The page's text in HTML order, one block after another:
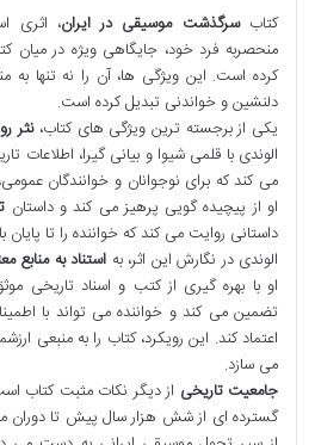
کتابسرگذشت موسیقی در ایران، اثری
منحصربه فرد خود، جایگاهی ویژه در میان
کرده است. این ویژگی ها، آن را نه تنها به
دلنشین و خواندنی تبدیل کرده است.
یکی از برجسته ترین ویژگی های کتاب،نثر
الوندی با قلمی شیوا و بیانی گیرا، اطلاعات
می کند که برای نوجوانان و خوانندگان
او از پیچیده گویی پرهیز می کند و داستان
داستانی روایت می کند که خواننده را تا
الوندی در نگارش این اثر، به استناد به منابع
او با بهره گیری از کتب و اسناد تاریخی
تضمین می کند و خواننده می تواند با
اعتماد کند. این رویکرد، کتاب را به منبعی
می سازد.
جامعیت تاریخی از دیگر نکات مثبت کتاب
گسترده ای از شش هزار سال پیش تا دوران